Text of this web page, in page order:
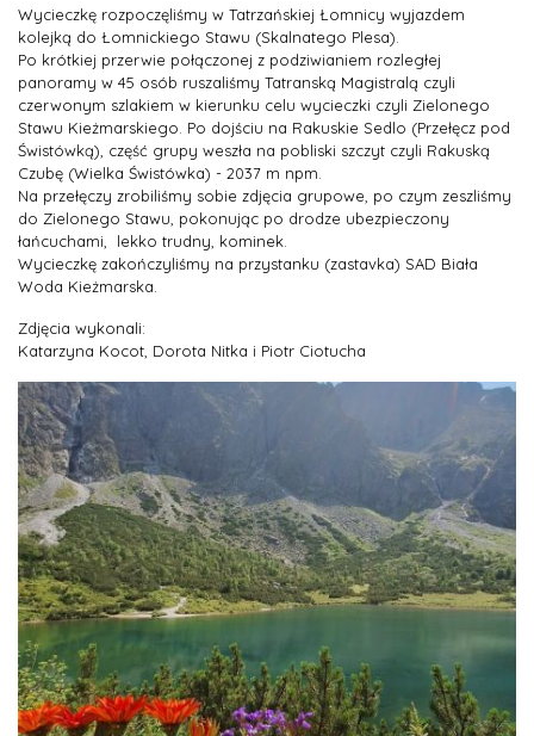
Wycieczkę rozpoczęliśmy w Tatrzańskiej Łomnicy wyjazdem
kolejką do Łomnickiego Stawu (Skalnatego Plesa).
Po krótkiej przerwie połączonej z podziwianiem rozległej
panoramy w 45 osób ruszaliśmy Tatranską Magistralą czyli
czerwonym szlakiem w kierunku celu wycieczki czyli Zielonego
Stawu Kieżmarskiego. Po dojściu na Rakuskie Sedlo (Przełęcz pod
Świstówką), część grupy weszła na pobliski szczyt czyli Rakuską
Czubę (Wielka Świstówka) - 2037 m npm.
Na przełęczy zrobiliśmy sobie zdjęcia grupowe, po czym zeszliśmy
do Zielonego Stawu, pokonując po drodze ubezpieczony
łańcuchami, lekko trudny, kominek.
Wycieczkę zakończyliśmy na przystanku (zastavka) SAD Biała
Woda Kieżmarska.
Zdjęcia wykonali:
Katarzyna Kocot, Dorota Nitka i Piotr Ciotucha